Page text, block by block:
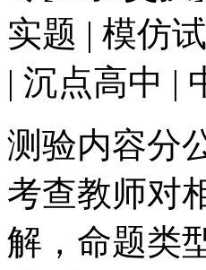
实题 | 模仿
| 沉点高中 |
测验内容分
考查教师对
解，命题类